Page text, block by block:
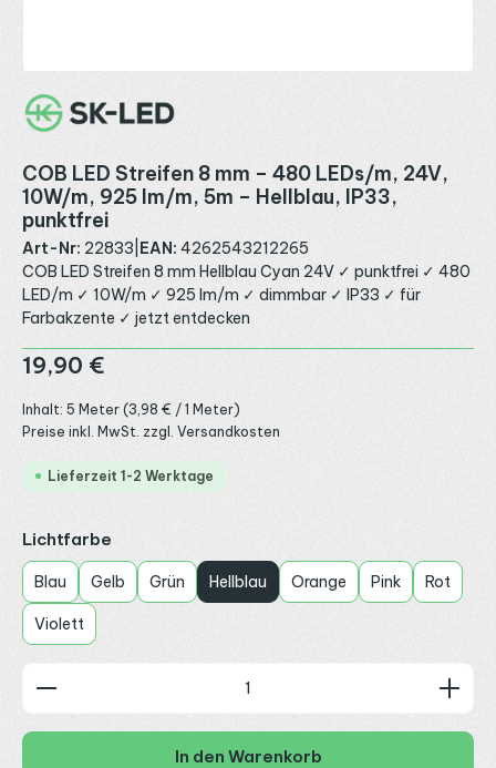
COB LED Streifen 8 mm – 480 LEDs/m, 24V,
10W/m, 925 lm/m, 5m – Hellblau, IP33,
punktfrei
Art-Nr: 22833 EAN: 4262543212265
COB LED Streifen 8 mm Hellblau Cyan 24V ✓ punktfrei ✓ 480
LED/m ✓ 10W/m ✓ 925 lm/m ✓ dimmbar ✓ IP33 ✓ für
Farbakzente ✓ jetzt entdecken
Regulärer Preis:
19,90 €
Inhalt: 5 Meter (3,98 € / 1 Meter)
Preise inkl. MwSt. zzgl. Versandkosten
Lieferzeit 1-2 Werktage
Lichtfarbe
Blau Gelb Grün Hellblau Orange Pink Rot
Violett
Produkt Anzahl: Gib den gewünschten Wert ein
In den Warenkorb